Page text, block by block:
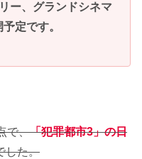
ー、グランドシネマ
定です。
で、「犯罪都市3」の日
した。